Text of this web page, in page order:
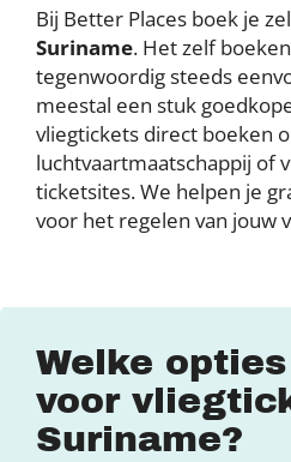
Bij Better Places boek je
Suriname. Het zelf
tegenwoordig steeds
meestal een stuk
vliegtickets direct boeken
luchtvaartmaatschappij of
ticketsites. We helpen je
voor het regelen van jouw
Welke
voor
Suriname?